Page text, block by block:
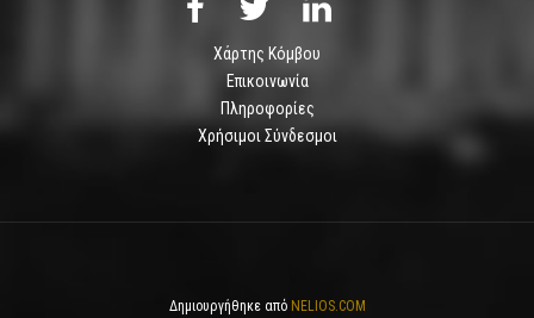
Χάρτης Κόμβου
Επικοινωνία
Πληροφορίες
Χρήσιμοι Σύνδεσμοι
Δημιουργήθηκε από NELIOS.COM